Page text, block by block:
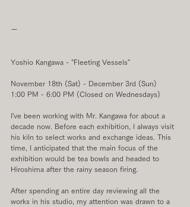
ー
Yoshio Kangawa - "Fleeting Vessels"
November 18th (Sat) - December 3rd (Sun)
1:00 PM - 6:00 PM (Closed on Wednesdays)
I've been working with Mr. Kangawa for about a
decade now. Before each exhibition, I always visit
his kiln to select works and exchange ideas. This
time, I anticipated that the main focus of the
exhibition would be tea bowls and headed to
Hiroshima after the rainy season firing.
After spending an entire day reviewing all the
works in his studio, my attention was drawn to a